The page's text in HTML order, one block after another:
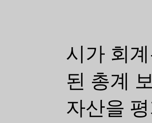
시가 회
된 총계
자산을